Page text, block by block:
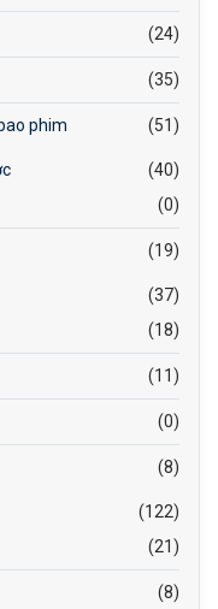
(24)
(35)
phim (51)
(40)
(0)
(19)
(37)
(18)
(11)
(0)
(8)
(122)
(21)
(8)